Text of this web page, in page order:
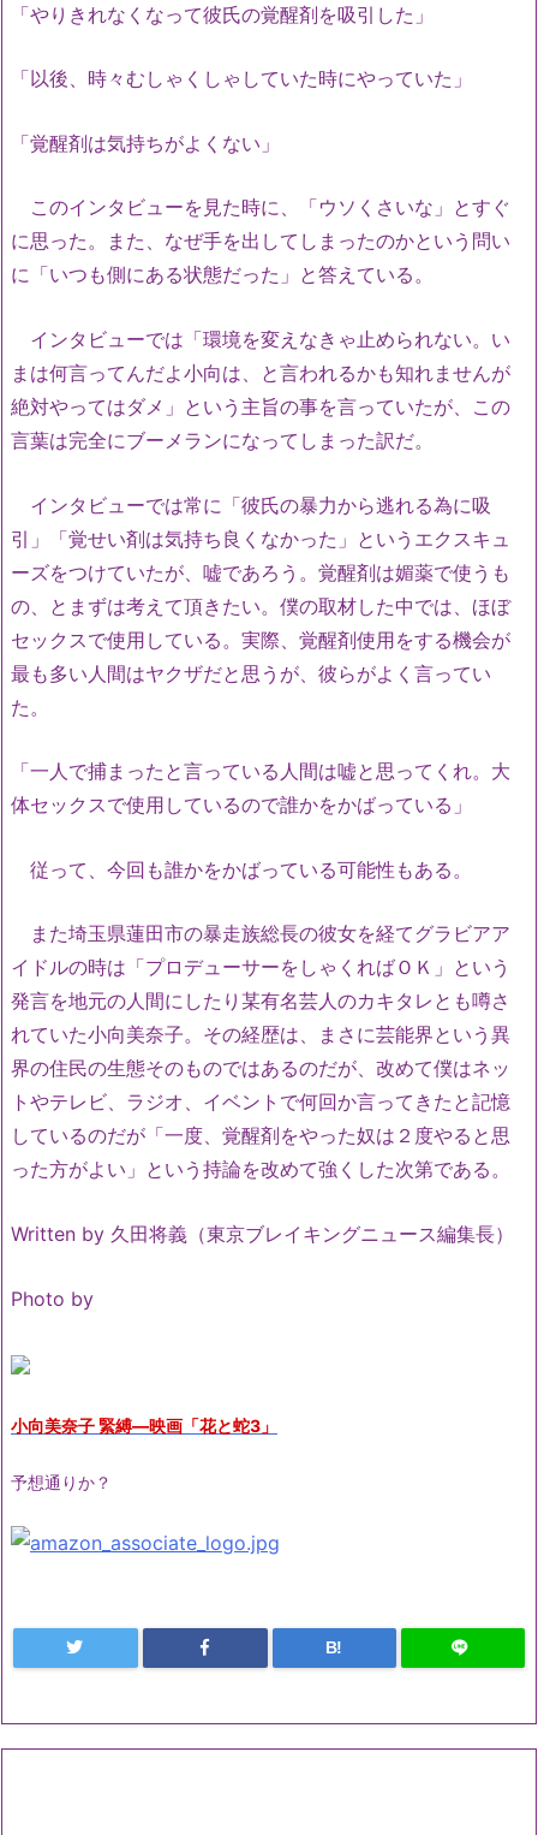
「やりきれなくなって彼氏の覚醒剤を吸引した」
「以後、時々むしゃくしゃしていた時にやっていた」
「覚醒剤は気持ちがよくない」
このインタビューを見た時に、「ウソくさいな」とすぐ
に思った。また、なぜ手を出してしまったのかという問い
に「いつも側にある状態だった」と答えている。
インタビューでは「環境を変えなきゃ止められない。い
まは何言ってんだよ小向は、と言われるかも知れませんが
絶対やってはダメ」という主旨の事を言っていたが、この
言葉は完全にブーメランになってしまった訳だ。
インタビューでは常に「彼氏の暴力から逃れる為に吸
引」「覚せい剤は気持ち良くなかった」というエクスキュ
ーズをつけていたが、嘘であろう。覚醒剤は媚薬で使うも
の、とまずは考えて頂きたい。僕の取材した中では、ほぼ
セックスで使用している。実際、覚醒剤使用をする機会が
最も多い人間はヤクザだと思うが、彼らがよく言ってい
た。
「一人で捕まったと言っている人間は嘘と思ってくれ。大
体セックスで使用しているので誰かをかばっている」
従って、今回も誰かをかばっている可能性もある。
また埼玉県蓮田市の暴走族総長の彼女を経てグラビアア
イドルの時は「プロデューサーをしゃくればＯＫ」という
発言を地元の人間にしたり某有名芸人のカキタレとも噂さ
れていた小向美奈子。その経歴は、まさに芸能界という異
界の住民の生態そのものではあるのだが、改めて僕はネッ
トやテレビ、ラジオ、イベントで何回か言ってきたと記憶
しているのだが「一度、覚醒剤をやった奴は２度やると思
った方がよい」という持論を改めて強くした次第である。
Written by 久田将義（東京ブレイキングニュース編集長）
Photo by
小向美奈子 緊縛―映画「花と蛇3」
予想通りか？
B!